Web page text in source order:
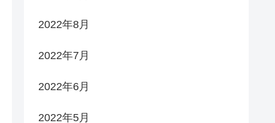
2022年8月
2022年7月
2022年6月
2022年5月